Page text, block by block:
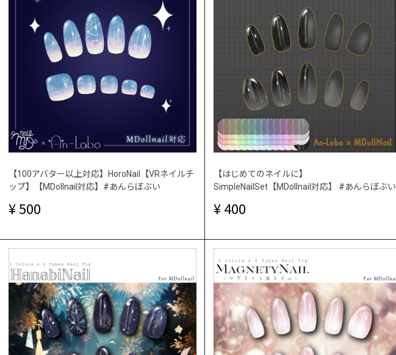
【100アバター以上対応】HoroNail【VRネイルチ
ップ】【MDollnail対応】#あんらぼぶい
500
【はじめてのネイルに】
SimpleNailSet【MDollnail対応】 #あんらぼぶい
400